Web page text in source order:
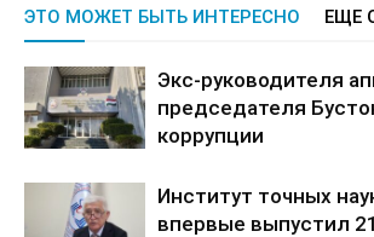
ЭТО МОЖЕТ БЫТЬ ИНТЕРЕСНО ЕЩЕ
Экс-руководителя
председателя
коррупции
Институт точных
впервые выпустил